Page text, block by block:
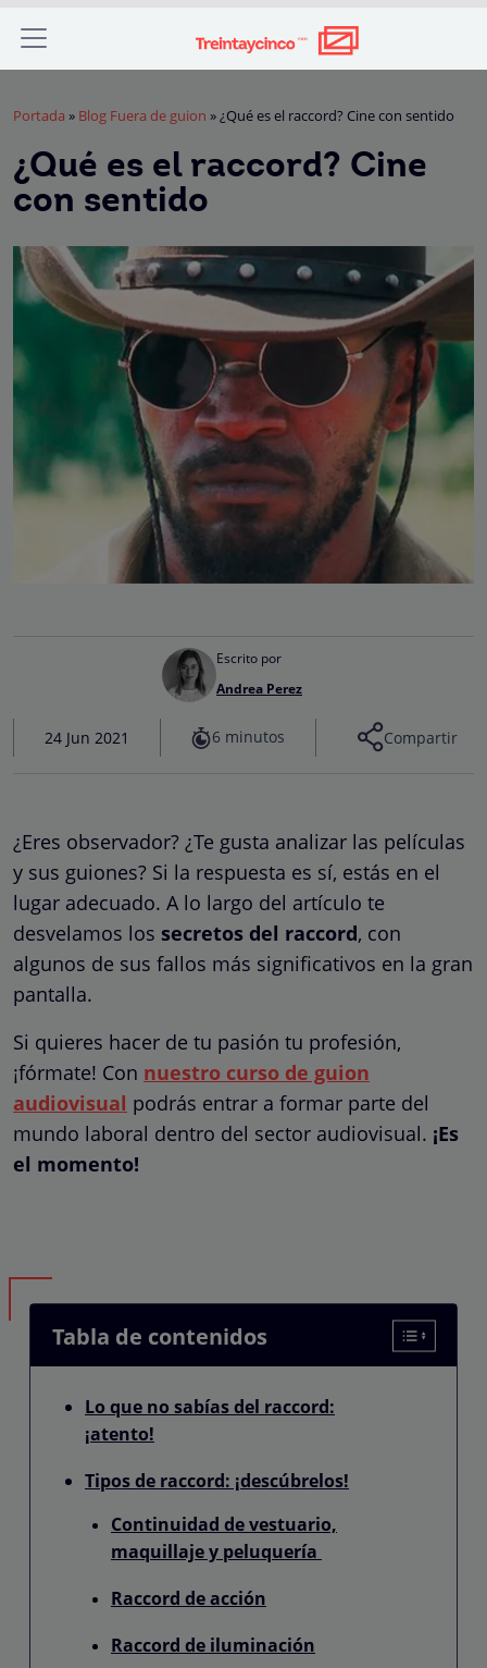
Portada » Blog Fuera de guion »¿Qué es el raccord? Cine con sentido
¿Qué es el raccord? Cine
con sentido
Escrito por
Andrea Perez
24 Jun 2021 6 minutos Compartir
¿Eres observador? ¿Te gusta analizar las películas
y sus guiones? Si la respuesta es sí, estás en el
lugar adecuado. A lo largo del artículo te
desvelamos los secretos del raccord, con
algunos de sus fallos más significativos en la gran
pantalla.
Si quieres hacer de tu pasión tu profesión,
¡fórmate! Con nuestro curso de guion
audiovisual podrás entrar a formar parte del
mundo laboral dentro del sector audiovisual. ¡Es
el momento!
Tabla de contenidos
Lo que no sabías del raccord:
¡atento!
Tipos de raccord: ¡descúbrelos!
Continuidad de vestuario,
maquillaje y peluquería
Raccord de acción
Raccord de iluminación